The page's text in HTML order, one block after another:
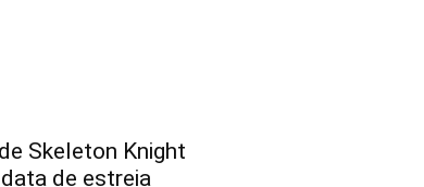
Skeleton Knight
de estreia